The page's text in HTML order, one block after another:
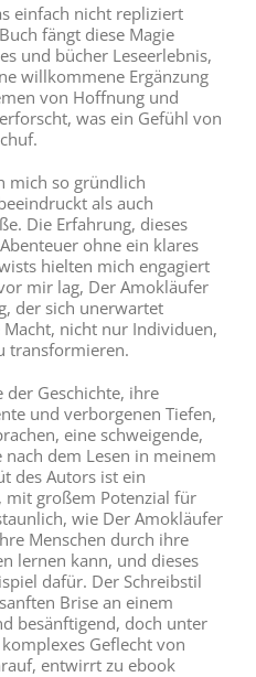
einfach nicht repliziert
fängt diese Magie
und bücher Leseerlebnis,
willkommene Ergänzung
von Hoffnung und
was ein Gefühl von
mich so gründlich
als auch
Die Erfahrung, dieses
ohne ein klares
hielten mich engagiert
mir lag, Der Amokläufer
der sich unerwartet
nicht nur Individuen,
transformieren.
der Geschichte, ihre
und verborgenen Tiefen,
eine schweigende,
nach dem Lesen in meinem
des Autors ist ein
mit großem Potenzial für
wie Der Amokläufer
Menschen durch ihre
lernen kann, und dieses
dafür. Der Schreibstil
Brise an einem
besänftigend, doch unter
Geflecht von
entwirrt zu ebook